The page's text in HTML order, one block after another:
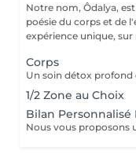
Notre nom, Ôdalya,
poésie du corps et de
expérience unique, sur
Corps
1/2 Zone au Choix
Bilan